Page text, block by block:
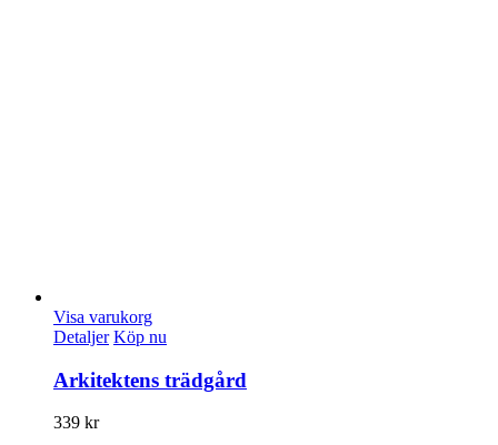
Visa varukorg
Detaljer Köp nu
Arkitektens trädgård
339 kr